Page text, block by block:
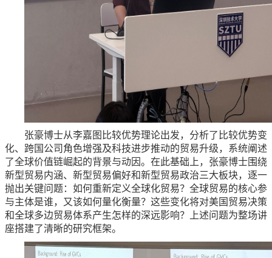
张豪博士从李嘉图比较优势理论出发，分析了比较优势变
化、跨国公司角色增强及科技进步推动的贸易升级，系统阐述
了全球价值链崛起的背景与动因。在此基础上，张豪博士围绕
新型贸易内涵、新型贸易偏好和新型贸易政治三大板块，逐一
抛出关键问题：如何重新定义全球化贸易？全球贸易的核心参
与主体是谁，又该如何量化衡量？这些变化将对美国贸易决策
和全球多边贸易体系产生怎样的深远影响？上述问题为整场讲
座搭建了清晰的研究框架。